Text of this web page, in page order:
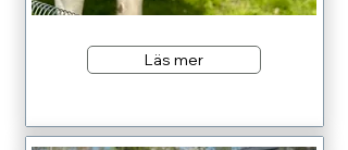
Läs mer